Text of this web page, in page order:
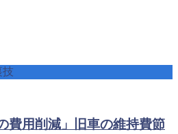
技
費用削減」旧車の維持費節